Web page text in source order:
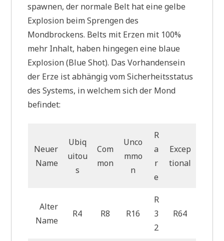
spawnen, der normale Belt hat eine gelbe
Explosion beim Sprengen des
Mondbrockens. Belts mit Erzen mit 100%
mehr Inhalt, haben hingegen eine blaue
Explosion (Blue Shot). Das Vorhandensein
der Erze ist abhängig vom Sicherheitsstatus
des Systems, in welchem sich der Mond
befindet:
Neuer
Name
Ubiq
uitou
s
Com
mon
Unco
mmo
n
R
a
r
e
Excep
tional
Alter
Name
R4 R8 R16
R
3
2
R64